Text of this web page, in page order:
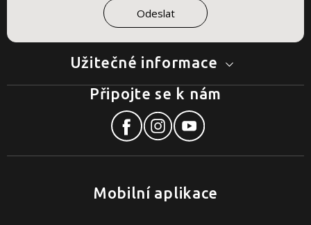
Užitečné informace
Mobilní aplikace
Připojte se k nám